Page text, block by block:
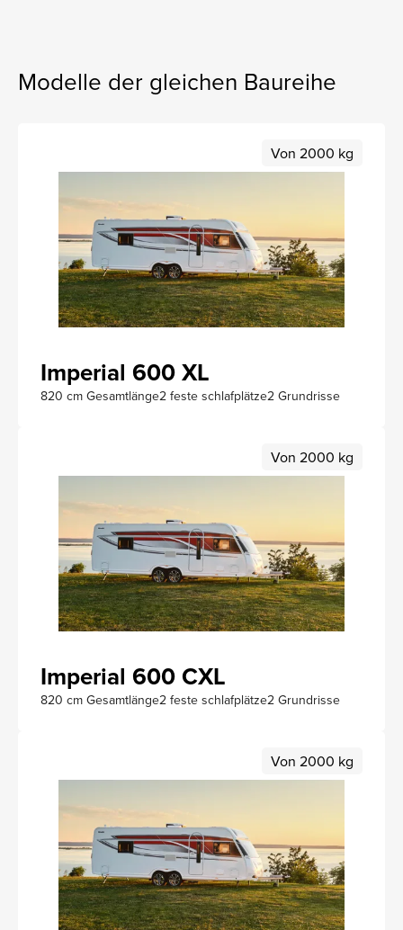
Modelle der gleichen Baureihe
Von 2000 kg
Imperial 600 XL
820 cm Gesamtlänge2 feste schlafplätze2 Grundrisse
Von 2000 kg
Imperial 600 CXL
820 cm Gesamtlänge2 feste schlafplätze2 Grundrisse
Von 2000 kg